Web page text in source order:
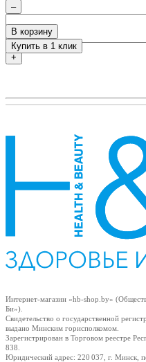
–
+
В корзину
Купить в 1 клик
Интернет-магазин «hb-shop.by»
Би»).
Свидетельство о государственной
выдано Минским горисполкомом.
Зарегистрирован в Торговом реестре
838.
Юридический адрес: 220 037, г. Минск,